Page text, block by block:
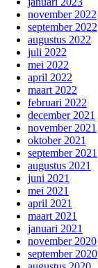
november 2022
september 2022
augustus 2022
juli 2022
mei 2022
april 2022
maart 2022
februari 2022
december 2021
november 2021
oktober 2021
september 2021
augustus 2021
juni 2021
mei 2021
april 2021
maart 2021
januari 2021
november 2020
september 2020